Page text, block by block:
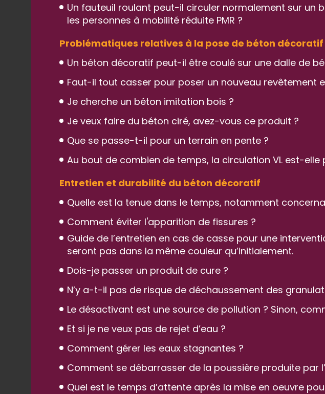
Un fauteuil roulant peut-il circuler normalement sur un
les personnes à mobilité réduite PMR ?
Problématiques relatives à la pose de béton décoratif
Un béton décoratif peut-il être coulé sur une dalle de
Faut-il tout casser pour poser un nouveau revêtement
Je cherche un béton imitation bois ?
Je veux faire du béton ciré, avez-vous ce produit ?
Que se passe-t-il pour un terrain en pente ?
Au bout de combien de temps, la circulation VL est-elle
Entretien et durabilité du béton décoratif
Quelle est la tenue dans le temps, notamment
Comment éviter l'apparition de fissures ?
Guide de l’entretien en cas de casse pour une
seront pas dans la même couleur qu’initialement.
Dois-je passer un produit de cure ?
N’y a-t-il pas de risque de déchaussement des
Le désactivant est une source de pollution ? Sinon,
Et si je ne veux pas de rejet d’eau ?
Comment gérer les eaux stagnantes ?
Comment se débarrasser de la poussière produite par
Quel est le temps d’attente après la mise en oeuvre